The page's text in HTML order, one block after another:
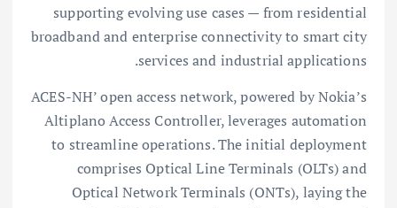
supporting evolving use cases — from residential
broadband and enterprise connectivity to smart city
services and industrial applications.
ACES-NH’ open access network, powered by Nokia’s
Altiplano Access Controller, leverages automation
to streamline operations. The initial deployment
comprises Optical Line Terminals (OLTs) and
Optical Network Terminals (ONTs), laying the